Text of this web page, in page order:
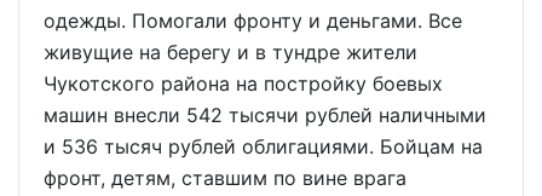
одежды. Помогали фронту и деньгами. Все
живущие на берегу и в тундре жители
Чукотского района на постройку боевых
машин внесли 542 тысячи рублей наличными
и 536 тысяч рублей облигациями. Бойцам на
фронт, детям, ставшим по вине врага